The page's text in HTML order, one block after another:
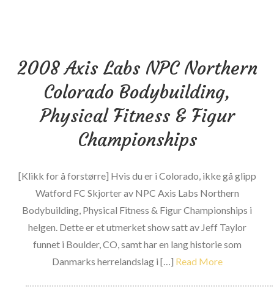
lisensiere
Gastelum
for
UFC
206
2008 Axis Labs NPC Northern
Colorado Bodybuilding,
Physical Fitness & Figur
Championships
[Klikk for å forstørre] Hvis du er i Colorado, ikke gå glipp
Watford FC Skjorter av NPC Axis Labs Northern
Bodybuilding, Physical Fitness & Figur Championships i
helgen. Dette er et utmerket show satt av Jeff Taylor
funnet i Boulder, CO, samt har en lang historie som
Danmarks herrelandslag i […] Read More